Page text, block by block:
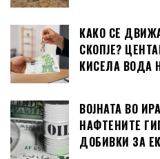
КАКО СЕ
СКОПЈЕ?
КИСЕЛА ВОДА
ВОЈНАТА ВО
НАФТЕНИТЕ
ДОБИВКИ ЗА